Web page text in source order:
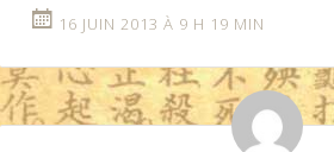
16 JUIN 2013 À 9 H 19 MIN